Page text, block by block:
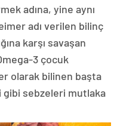
adına, yine aynı
adı verilen bilinç
karşı savaşan
3 çocuk
olarak bilinen başta
gibi sebzeleri mutlaka